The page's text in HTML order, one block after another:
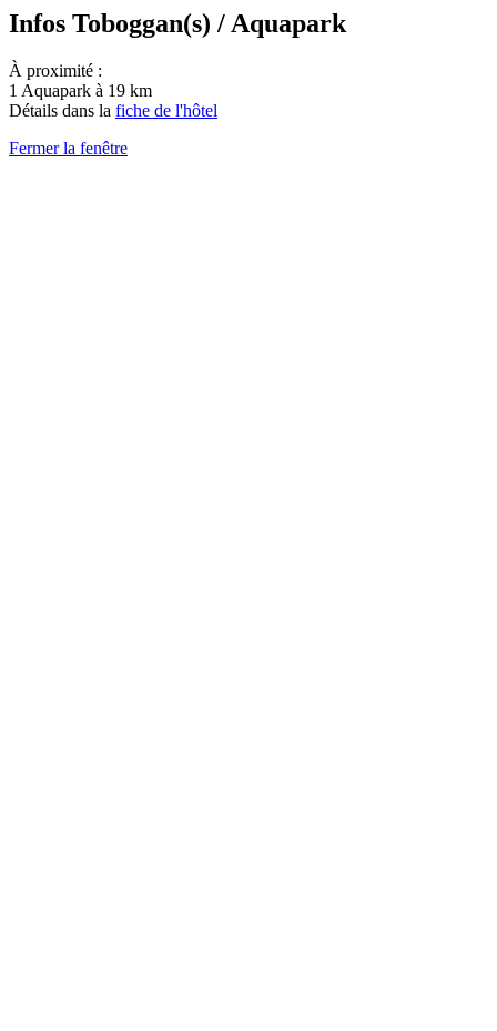
Infos Toboggan(s) / Aquapark
À proximité :
1 Aquapark à 19 km
Détails dans la fiche de l'hôtel
Fermer la fenêtre